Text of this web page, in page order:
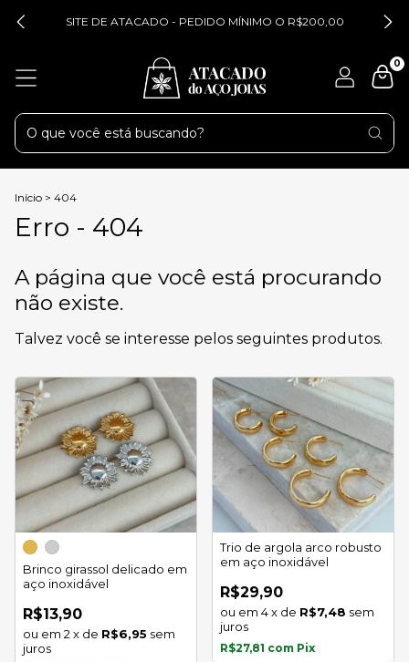
SITE DE ATACADO - PEDIDO MÍNIMO O R$200,00
0
Início > 404
Erro - 404
A página que você está procurando
não existe.
Talvez você se interesse pelos seguintes produtos.
Brinco girassol delicado em
aço inoxidável
R$13,90
2 x de R$6,95 sem
juros
Trio de argola arco robusto
em aço inoxidável
R$29,90
4x de R$7,48 sem
juros
R$27,81 com Pix